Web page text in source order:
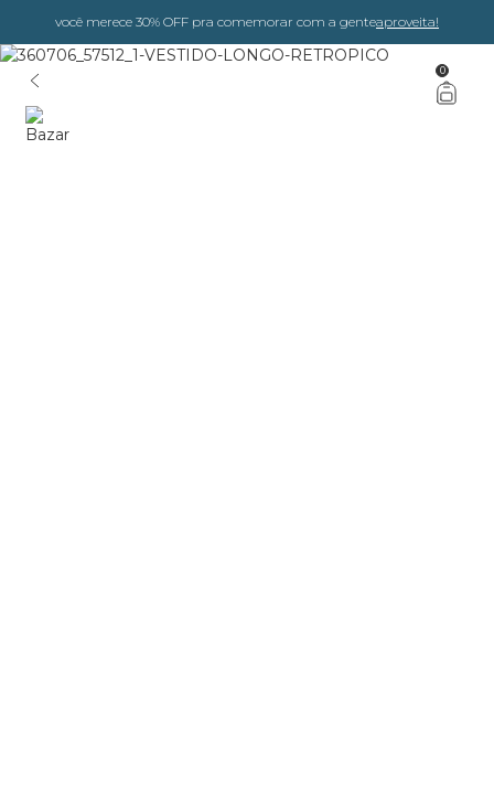
você merece 30% OFF pra comemorar com a genteaproveita!
0